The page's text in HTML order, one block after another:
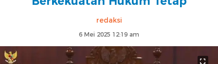
redaksi
6 Mei 2025 12:19 am